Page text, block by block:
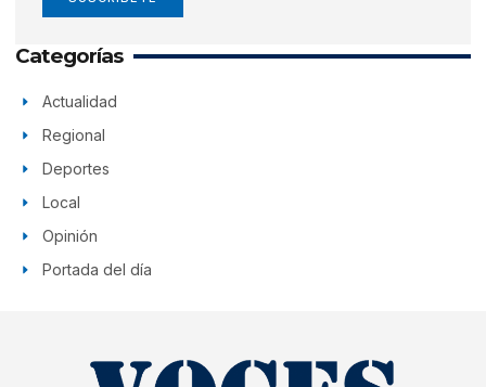
Categorías
Actualidad
Regional
Deportes
Local
Opinión
Portada del día